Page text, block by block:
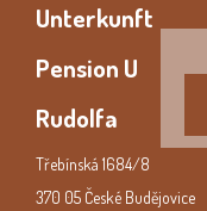
Unterkunft
Pension U
Rudolfa
Třebínská 1684/8
370 05 České Budějovice